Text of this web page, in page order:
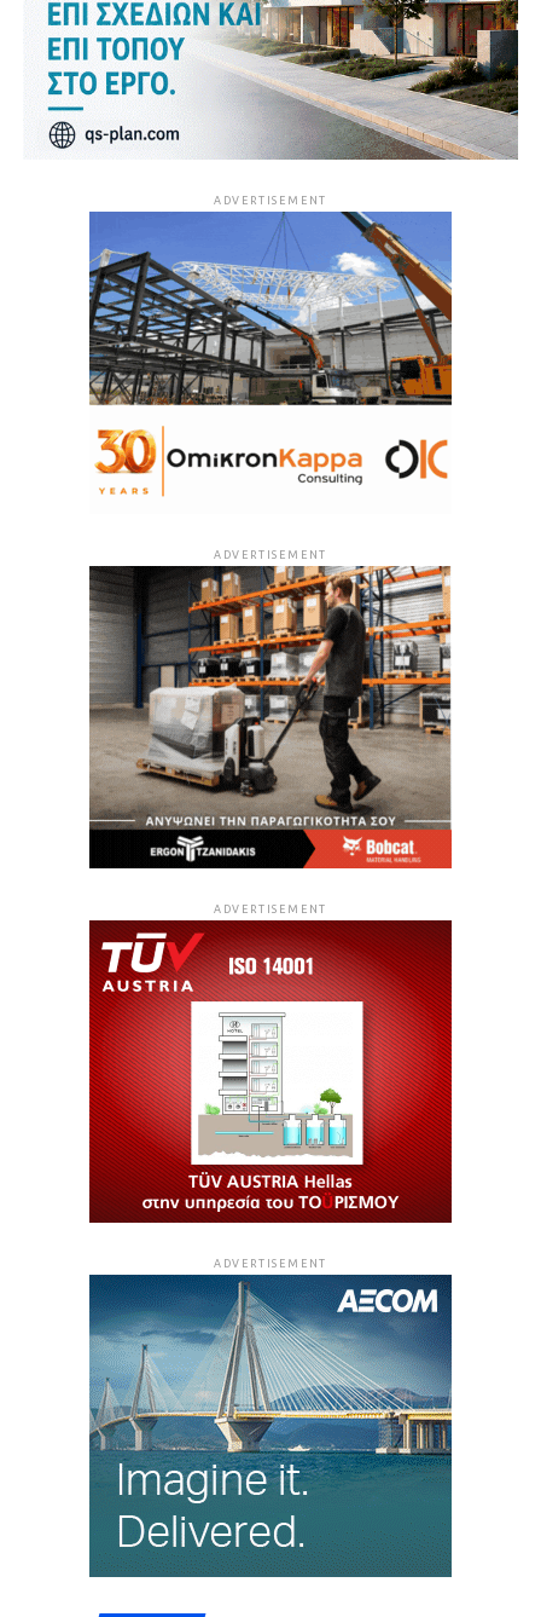
ADVERTISEMENT
ADVERTISEMENT
ADVERTISEMENT
ADVERTISEMENT